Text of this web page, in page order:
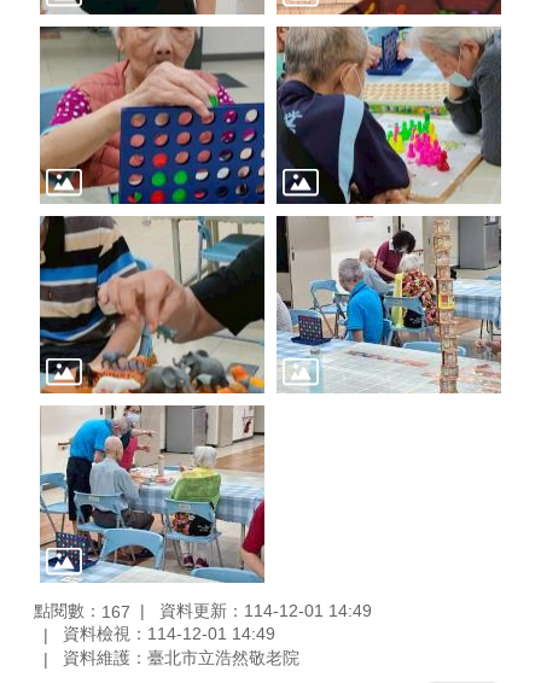
點閱數： 167
資料更新：114-12-01 14:49
資料檢視：114-12-01 14:49
資料維護：臺北市立浩然敬老院